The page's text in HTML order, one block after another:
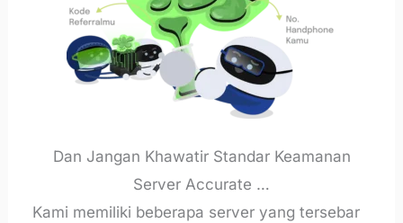
Dan Jangan Khawatir Standar Keamanan
Server Accurate …
Kami memiliki beberapa server yang tersebar